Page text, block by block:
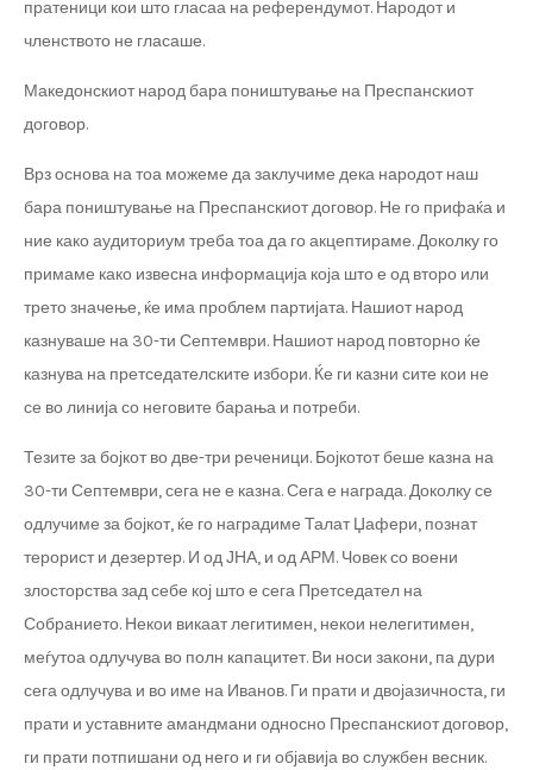
пратеници кои што гласаа на референдумот. Народот и
членството не гласаше.
Македонскиот народ бара поништување на Преспанскиот
договор.
Врз основа на тоа можеме да заклучиме дека народот наш
бара поништување на Преспанскиот договор. Не го прифаќа и
ние како аудиториум треба тоа да го акцептираме. Доколку го
примаме како извесна информација која што е од второ или
трето значење, ќе има проблем партијата. Нашиот народ
казнуваше на 30-ти Септември. Нашиот народ повторно ќе
казнува на претседателските избори. Ќе ги казни сите кои не
се во линија со неговите барања и потреби.
Тезите за бојкот во две-три реченици. Бојкотот беше казна на
30-ти Септември, сега не е казна. Сега е награда. Доколку се
одлучиме за бојкот, ќе го наградиме Талат Џафери, познат
терорист и дезертер. И од ЈНА, и од АРМ. Човек со воени
злосторства зад себе кој што е сега Претседател на
Собранието. Некои викаат легитимен, некои нелегитимен,
меѓутоа одлучува во полн капацитет. Ви носи закони, па дури
сега одлучува и во име на Иванов. Ги прати и двојазичноста, ги
прати и уставните амандмани односно Преспанскиот договор,
ги прати потпишани од него и ги објавија во службен весник.